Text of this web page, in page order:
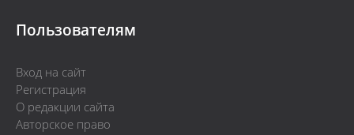
Пользователям
Вход на сайт
Регистрация
О редакции сайта
Авторское право